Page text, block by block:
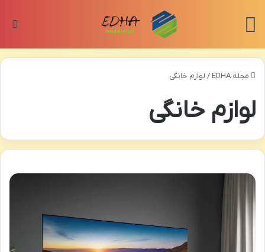
مجله EDHA / لوازم خانگی
لوازم خانگی